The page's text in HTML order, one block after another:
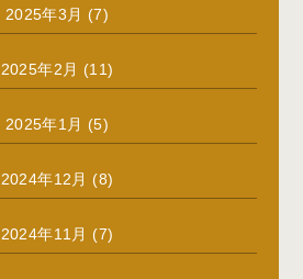
2025年3月 (7)
2025年2月 (11)
2025年1月 (5)
2024年12月 (8)
2024年11月 (7)